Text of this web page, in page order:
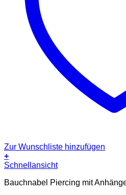
Zur Wunschliste hinzufügen
+
Schnellansicht
Bauchnabel Piercing mit